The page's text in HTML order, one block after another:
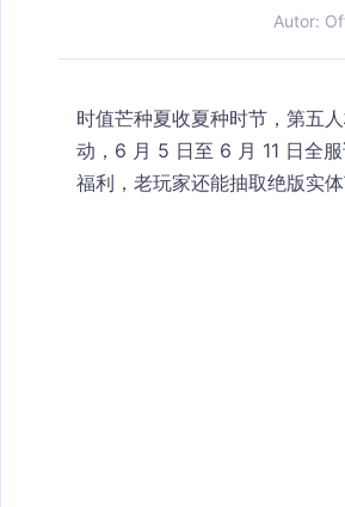
Autor:
时值芒种夏收夏种时节，第五
动，6 月 5 日至 6 月 11 日全
福利，老玩家还能抽取绝版实体